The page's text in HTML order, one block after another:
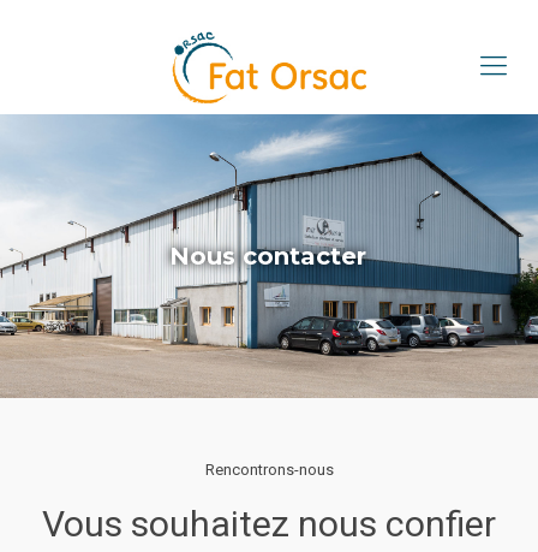
Nous contacter
Rencontrons-nous
Vous souhaitez nous confier